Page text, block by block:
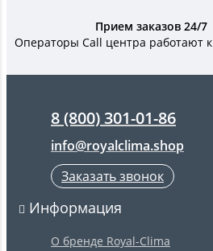
Прием заказов 24/7
Операторы Call центра работают
8 (800) 301-01-86
info@royalclima.shop
Заказать звонок
Информация
О бренде Royal-Clima